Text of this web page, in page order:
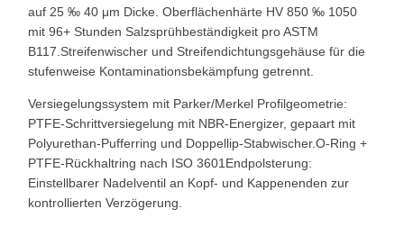
auf 25 ‰ 40 μm Dicke. Oberflächenhärte HV 850 ‰ 1050
mit 96+ Stunden Salzsprühbeständigkeit pro ASTM
B117.Streifenwischer und Streifendichtungsgehäuse für die
stufenweise Kontaminationsbekämpfung getrennt.
Versiegelungssystem mit Parker/Merkel Profilgeometrie:
PTFE-Schrittversiegelung mit NBR-Energizer, gepaart mit
Polyurethan-Pufferring und Doppellip-Stabwischer.O-Ring +
PTFE-Rückhaltring nach ISO 3601Endpolsterung:
Einstellbarer Nadelventil an Kopf- und Kappenenden zur
kontrollierten Verzögerung.